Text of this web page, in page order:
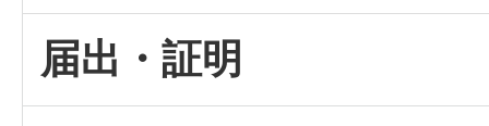
届出・証明